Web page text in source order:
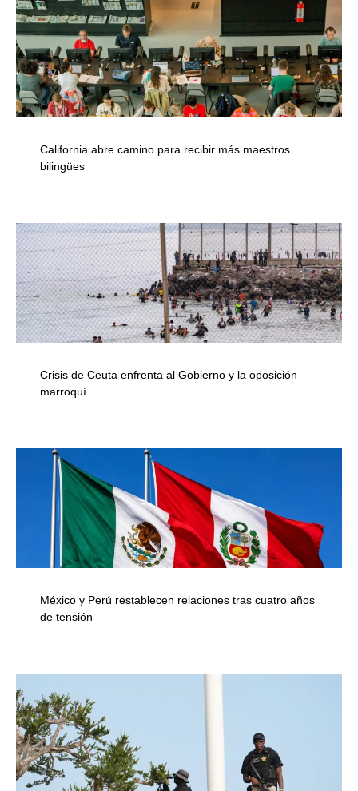
California abre camino para recibir más maestros
bilingües
Crisis de Ceuta enfrenta al Gobierno y la oposición
marroquí
México y Perú restablecen relaciones tras cuatro años
de tensión